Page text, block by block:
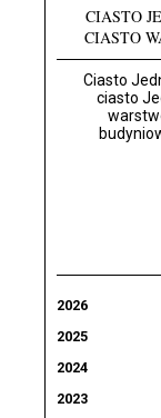
CIASTO
CIASTO
Ciasto
ciasto
2026
2025
2024
2023